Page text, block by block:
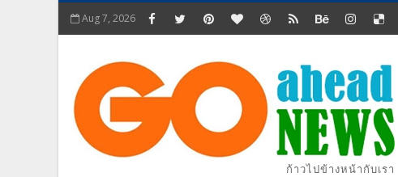
Aug 7, 2026
ก้าวไปข้างหน้ากับเรา